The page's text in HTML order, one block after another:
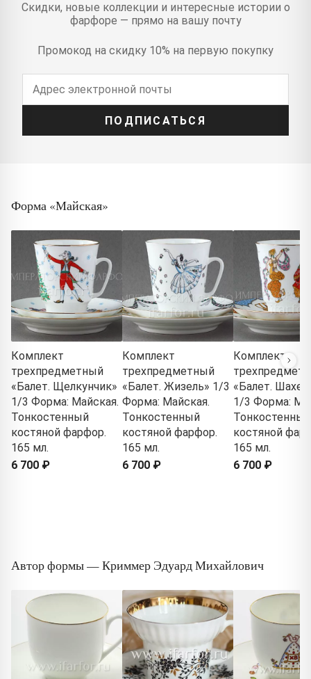
Скидки, новые коллекции и интересные истории о
фарфоре — прямо на вашу почту
Промокод на скидку 10% на первую покупку
ПОДПИСАТЬСЯ
Форма «Майская»
Комплект
трехпредметный
«Балет. Щелкунчик»
1/3 Форма: Майская.
Тонкостенный
костяной фарфор.
165 мл.
6 700 ₽
Комплект
трехпредметный
«Балет. Жизель» 1/3
Форма: Майская.
Тонкостенный
костяной фарфор.
165 мл.
6 700 ₽
Комплект
«Балет.
1/3 Форма:
Тонкостенный
костяной
165 мл.
6 700 ₽
Автор формы — Криммер Эдуард Михайлович